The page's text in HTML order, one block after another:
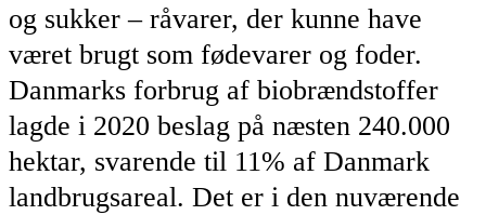
og sukker – råvarer, der kunne have
været brugt som fødevarer og foder.
Danmarks forbrug af biobrændstoffer
lagde i 2020 beslag på næsten 240.000
hektar, svarende til 11% af Danmark
landbrugsareal. Det er i den nuværende